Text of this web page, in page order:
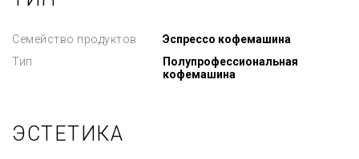
Семейство продуктов
Эспрессо кофемашина
Тип
Полупрофессиональная
кофемашина
ЭСТЕТИКА